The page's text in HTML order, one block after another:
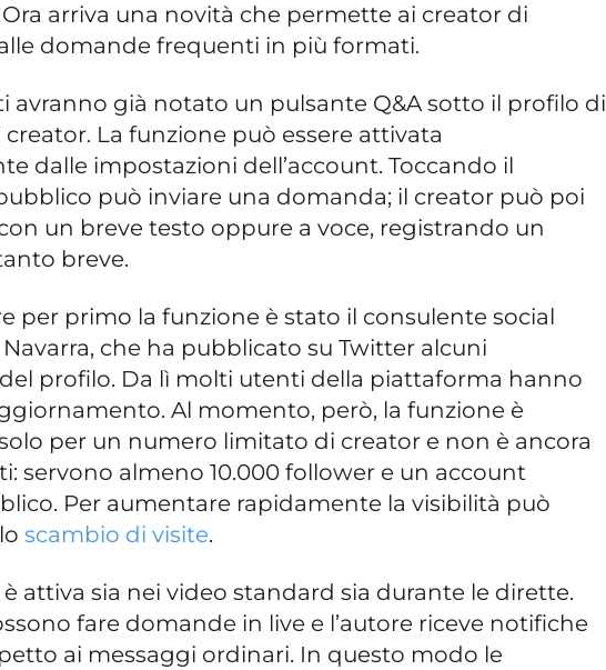
arriva una novità che permette ai creator di
domande frequenti in più formati.
avranno già notato un pulsante Q&A sotto il profilo di
La funzione può essere attivata
dalle impostazioni dell’account. Toccando il
può inviare una domanda; il creator può poi
un breve testo oppure a voce, registrando un
breve.
per primo la funzione è stato il consulente social
che ha pubblicato su Twitter alcuni
profilo. Da lì molti utenti della piattaforma hanno
Al momento, però, la funzione è
per un numero limitato di creator e non è ancora
servono almeno 10.000 follower e un account
Per aumentare rapidamente la visibilità può
loscambio di visite.
attiva sia nei video standard sia durante le dirette.
fare domande in live e l’autore riceve notifiche
ai messaggi ordinari. In questo modo le